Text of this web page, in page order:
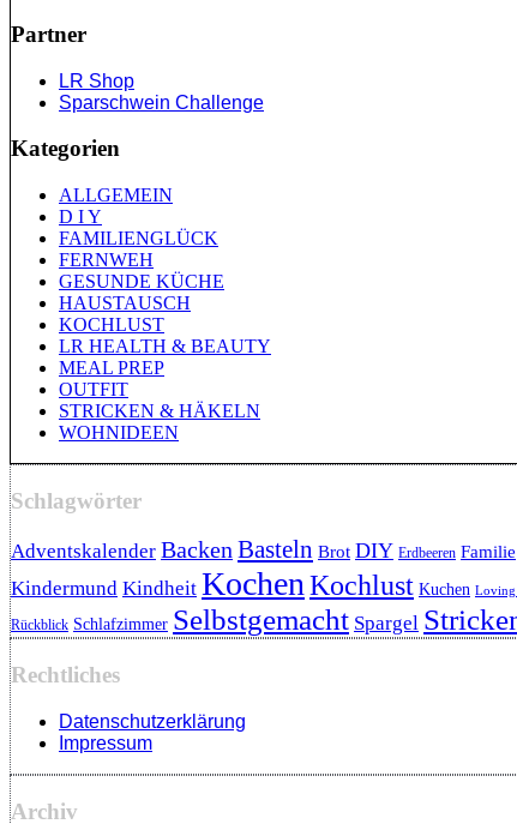
Partner
LR Shop
Sparschwein Challenge
Kategorien
ALLGEMEIN
D I Y
FAMILIENGLÜCK
FERNWEH
GESUNDE KÜCHE
HAUSTAUSCH
KOCHLUST
LR HEALTH & BEAUTY
MEAL PREP
OUTFIT
STRICKEN & HÄKELN
WOHNIDEEN
Schlagwörter
Adventskalender BackenBasteln Brot DIY Erdbeeren Familie
Kindermund Kindheit KochenKochlust Kuchen Loving
Rückblick Schlafzimmer Selbstgemacht Spargel
Rechtliches
Datenschutzerklärung
Impressum
Archiv